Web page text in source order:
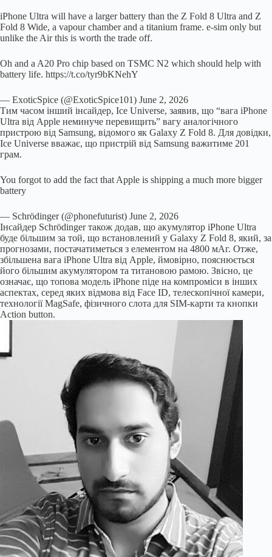
iPhone Ultra will have a larger battery than the Z Fold 8 Ultra and Z
Fold 8 Wide, a vapour chamber and a titanium frame. e-sim only but
unlike the Air this is worth the trade off.
Oh and a A20 Pro chip based on TSMC N2 which should help with
battery life. https://t.co/tyr9bKNehY
— ExoticSpice (@ExoticSpice101) June 2, 2026
Тим часом інший інсайдер, Ice Universe, заявив, що “вага iPhone
Ultra від Apple неминуче перевищить” вагу аналогічного
пристрою від Samsung, відомого як Galaxy Z Fold 8. Для довідки,
Ice Universe вважає, що пристрій від Samsung важитиме 201
грам.
You forgot to add the fact that Apple is shipping a much more bigger
battery
— Schrödinger (@phonefuturist) June 2, 2026
Інсайдер Schrödinger також додав, що акумулятор iPhone Ultra
буде більшим за той, що встановлений у Galaxy Z Fold 8, який, за
прогнозами, постачатиметься з елементом на 4800 мАг. Отже,
збільшена вага iPhone Ultra від Apple, ймовірно, пояснюється
його більшим акумулятором та титановою рамою. Звісно, це
означає, що топова модель iPhone піде на компроміси в інших
аспектах, серед яких відмова від Face ID, телескопічної камери,
технології MagSafe, фізичного слота для SIM-карти та кнопки
Action button.